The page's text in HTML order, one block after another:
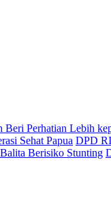
Perhatian Lebih
Sehat Papua DPD
Berisiko Stunting